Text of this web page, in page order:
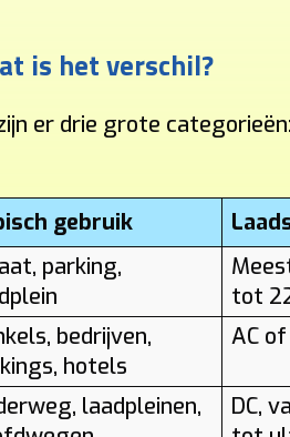
is het verschil?
er drie grote
gebruik
parking,
tot
bedrijven,
hotels
AC of
laadpleinen,
DC,